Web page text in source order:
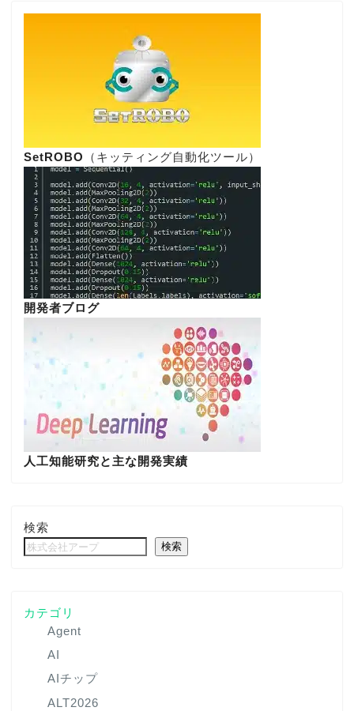
SetROBO （キッティング自動化ツール）
開発者ブログ
人工知能研究と主な開発実績
検索
検索
カテゴリ
Agent
AI
AIチップ
ALT2026